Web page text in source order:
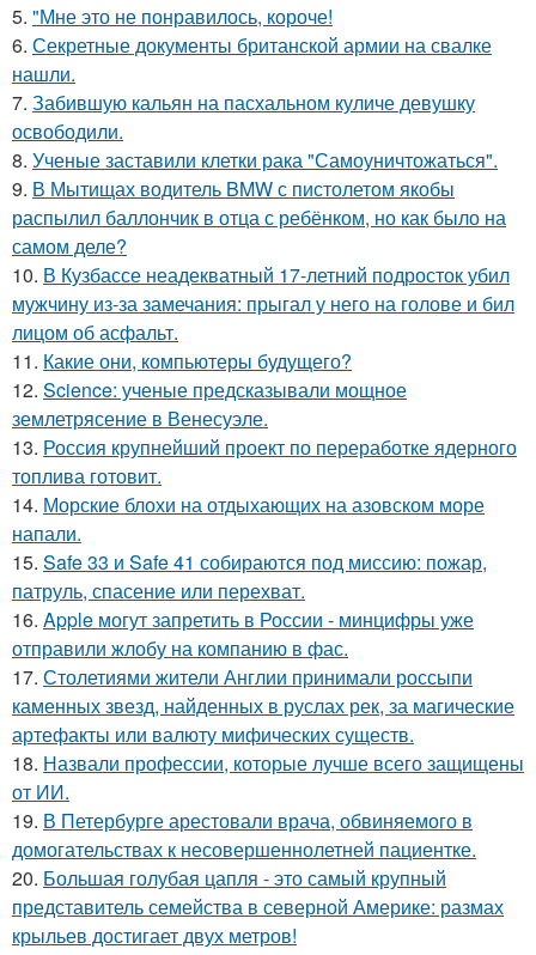
5. "Мне это не понравилось, короче!
6. Секретные документы британской армии на свалке
нашли.
7. Забившую кальян на пасхальном куличе девушку
освободили.
8. Ученые заставили клетки рака "Самоуничтожаться".
9. В Мытищах водитель BMW с пистолетом якобы
распылил баллончик в отца с ребёнком, но как было на
самом деле?
10. В Кузбассе неадекватный 17-летний подросток убил
мужчину из-за замечания: прыгал у него на голове и бил
лицом об асфальт.
11. Какие они, компьютеры будущего?
12. Science: ученые предсказывали мощное
землетрясение в Венесуэле.
13. Россия крупнейший проект по переработке ядерного
топлива готовит.
14. Морские блохи на отдыхающих на азовском море
напали.
15. Safe 33 и Safe 41 собираются под миссию: пожар,
патруль, спасение или перехват.
16. Apple могут запретить в России - минцифры уже
отправили жлобу на компанию в фас.
17. Столетиями жители Англии принимали россыпи
каменных звезд, найденных в руслах рек, за магические
артефакты или валюту мифических существ.
18. Назвали профессии, которые лучше всего защищены
от ИИ.
19. В Петербурге арестовали врача, обвиняемого в
домогательствах к несовершеннолетней пациентке.
20. Большая голубая цапля - это самый крупный
представитель семейства в северной Америке: размах
крыльев достигает двух метров!